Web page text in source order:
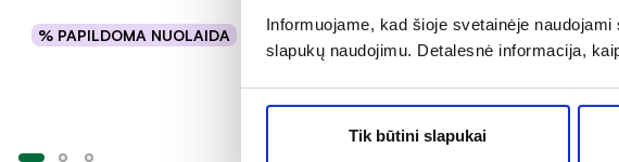
Informuojame, kad šioje svetainėje
slapukų naudojimu. Detalesnė informacija,
Tik būtini slapukai
% PAPILDOMA NUOLAIDA
Į krepšelį
% PAPILDOMA NUOLAIDA
Į krepšelį